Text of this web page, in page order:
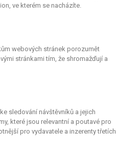
ve kterém se nacházíte.
webových stránek porozumět
stránkami tím, že shromažďují a
sledování návštěvníků a jejich
které jsou relevantní a poutavé pro
pro vydavatele a inzerenty třetích